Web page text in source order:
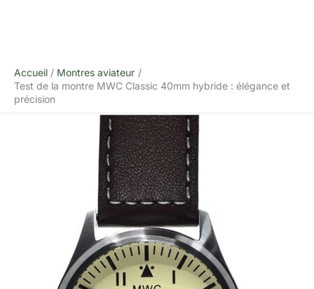
Accueil
Montres aviateur
Test de la montre MWC Classic 40mm hybride : élégance et
précision